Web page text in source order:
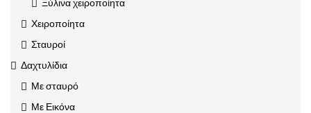
Ξύλινα χειροποίητα
Χειροποίητα
Σταυροί
Δαχτυλίδια
Με σταυρό
Με Εικόνα